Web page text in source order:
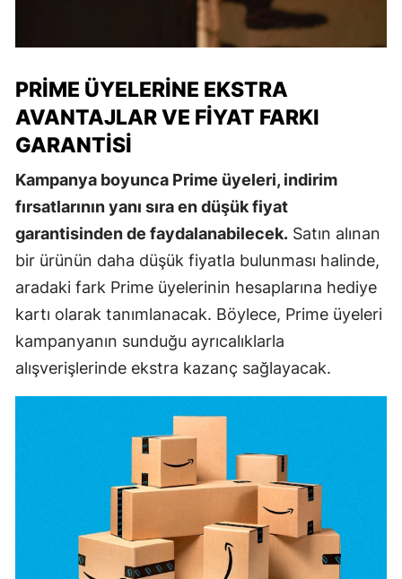
PRIME ÜYELERINE EKSTRA
AVANTAJLAR VE FIYAT FARKI
GARANTISI
Kampanya boyunca Prime üyeleri, indirim
fırsatlarının yanı sıra en düşük fiyat
garantisinden de faydalanabilecek. Satın alınan
bir ürünün daha düşük fiyatla bulunması halinde,
aradaki fark Prime üyelerinin hesaplarına hediye
kartı olarak tanımlanacak. Böylece, Prime üyeleri
kampanyanın sunduğu ayrıcalıklarla
alışverişlerinde ekstra kazanç sağlayacak.